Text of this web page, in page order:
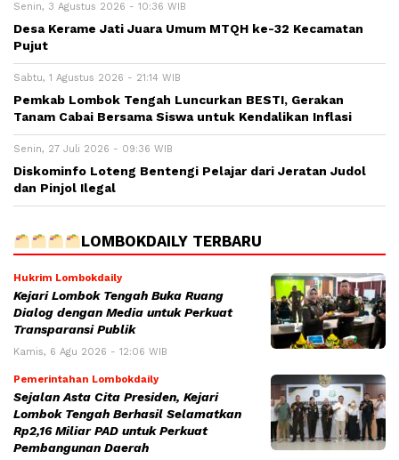
Senin, 3 Agustus 2026 - 10:36 WIB
Desa Kerame Jati Juara Umum MTQH ke-32 Kecamatan
Pujut
Sabtu, 1 Agustus 2026 - 21:14 WIB
Pemkab Lombok Tengah Luncurkan BESTI, Gerakan
Tanam Cabai Bersama Siswa untuk Kendalikan Inflasi
Senin, 27 Juli 2026 - 09:36 WIB
Diskominfo Loteng Bentengi Pelajar dari Jeratan Judol
dan Pinjol Ilegal
LOMBOKDAILY TERBARU
Hukrim Lombokdaily
Kejari Lombok Tengah Buka Ruang
Dialog dengan Media untuk Perkuat
Transparansi Publik
Kamis, 6 Agu 2026 - 12:06 WIB
Pemerintahan Lombokdaily
Sejalan Asta Cita Presiden, Kejari
Lombok Tengah Berhasil Selamatkan
Rp2,16 Miliar PAD untuk Perkuat
Pembangunan Daerah